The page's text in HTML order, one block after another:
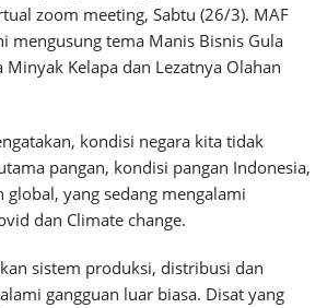
zoom meeting, Sabtu (26/3). MAF
mengusung tema Manis Bisnis Gula
Minyak Kelapa dan Lezatnya Olahan
kondisi negara kita tidak
pangan, kondisi pangan Indonesia,
global, yang sedang mengalami
dan Climate change.
sistem produksi, distribusi dan
gangguan luar biasa. Disat yang